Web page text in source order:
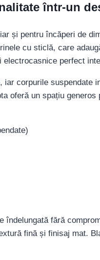
într-un
și pentru încăperi de
cu sticlă, care
perfect
corpurile suspendate
oferă un spațiu generos
fără
fină și finisaj mat.